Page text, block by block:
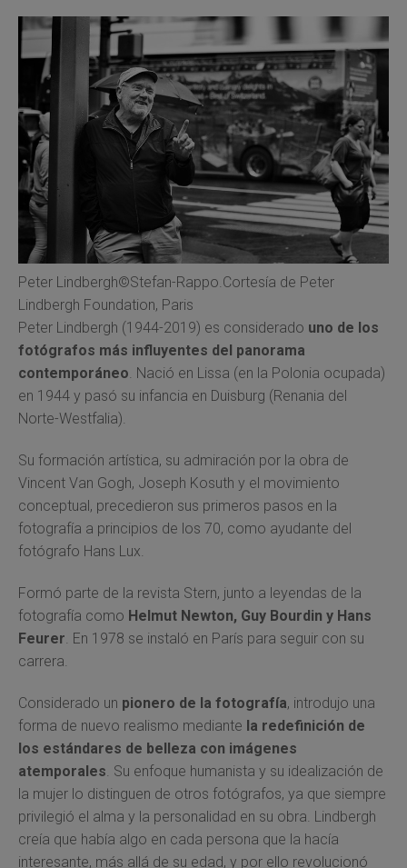
Peter Lindbergh©Stefan-Rappo.Cortesía de Peter
Lindbergh Foundation, Paris
Peter Lindbergh (1944-2019) es considerado uno de los
fotógrafos más influyentes del panorama
contemporáneo. Nació en Lissa (en la Polonia ocupada)
en 1944 y pasó su infancia en Duisburg (Renania del
Norte-Westfalia).
Su formación artística, su admiración por la obra de
Vincent Van Gogh, Joseph Kosuth y el movimiento
conceptual, precedieron sus primeros pasos en la
fotografía a principios de los 70, como ayudante del
fotógrafo Hans Lux.
Formó parte de la revista Stern, junto a leyendas de la
fotografía como Helmut Newton, Guy Bourdin y Hans
Feurer . En 1978 se instaló en París para seguir con su
carrera.
Considerado un pionero de la fotografía, introdujo una
forma de nuevo realismo mediante la redefinición de
los estándares de belleza con imágenes
atemporales . Su enfoque humanista y su idealización de
la mujer lo distinguen de otros fotógrafos, ya que siempre
privilegió el alma y la personalidad en su obra. Lindbergh
creía que había algo en cada persona que la hacía
interesante, más allá de su edad, y por ello revolucionó